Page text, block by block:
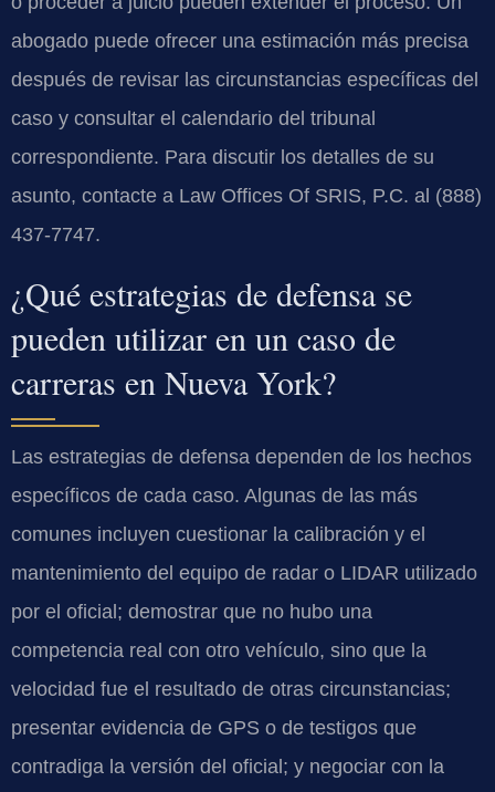
abogado puede ofrecer una estimación más precisa
después de revisar las circunstancias específicas del
caso y consultar el calendario del tribunal
correspondiente. Para discutir los detalles de su
asunto, contacte a Law Offices Of SRIS, P.C. al (888)
437-7747.
¿Qué estrategias de defensa se
pueden utilizar en un caso de
carreras en Nueva York?
Las estrategias de defensa dependen de los hechos
específicos de cada caso. Algunas de las más
comunes incluyen cuestionar la calibración y el
mantenimiento del equipo de radar o LIDAR utilizado
por el oficial; demostrar que no hubo una
competencia real con otro vehículo, sino que la
velocidad fue el resultado de otras circunstancias;
presentar evidencia de GPS o de testigos que
contradiga la versión del oficial; y negociar con la